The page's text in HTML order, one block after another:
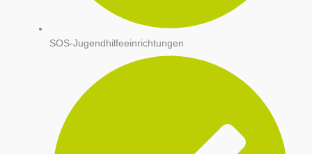
SOS-Jugendhilfeeinrichtungen